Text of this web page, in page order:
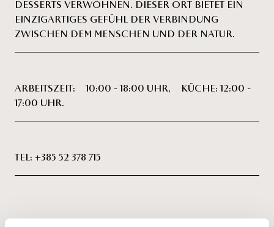
SERTS VERWÖHNEN. DIESER ORT BIETET EIN EIN
ZIGARTIGES GEFÜHL DER VERBINDUNG ZWI
SCHEN DEM MENSCHEN UND DER NATUR.
ARBEITSZEIT: 10:00 - 18:00 UHR, KÜCHE: 12:00 -
17:00 UHR.
TEL: +385 52 378 715